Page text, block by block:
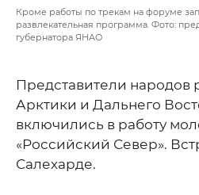
Кроме работы по трекам на форуме
развлекательная программа. Фото:
губернатора ЯНАО
Представители народов
Арктики и Дальнего
включились в работу
«Российский Север».
Салехарде.